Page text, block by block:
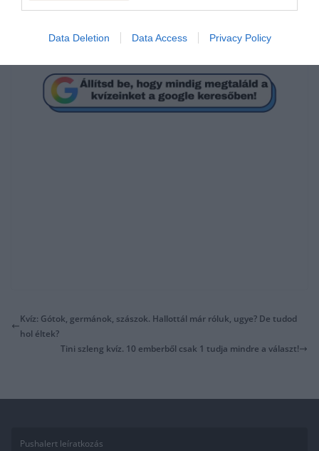
Data Deletion Data Access Privacy Policy
karbantarthatod az agyad! Ez a fenti feladvány például a
Kvíz: Gótok, germánok, szászok. Hallottál már róluk, ugye? De tudod
hol éltek?
Tini szleng kvíz. 10 emberből csak 1 tudja mindre a választ!
Pushalert leíratkozás